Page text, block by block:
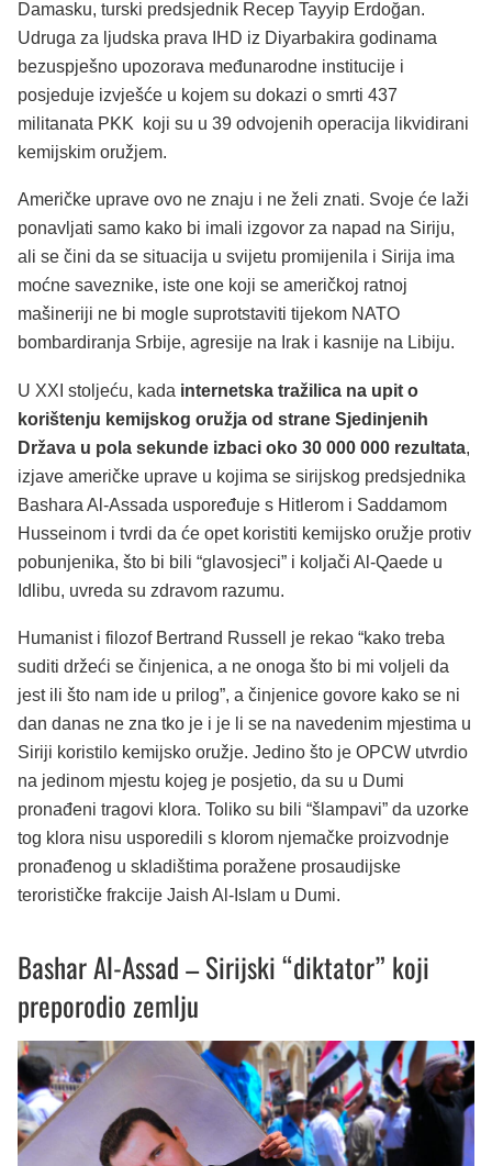
Damasku, turski predsjednik Recep Tayyip Erdoğan.
Udruga za ljudska prava IHD iz Diyarbakira godinama
bezuspješno upozorava međunarodne institucije i
posjeduje izvješće u kojem su dokazi o smrti 437
militanata PKK koji su u 39 odvojenih operacija likvidirani
kemijskim oružjem.
Američke uprave ovo ne znaju i ne želi znati. Svoje će laži
ponavljati samo kako bi imali izgovor za napad na Siriju,
ali se čini da se situacija u svijetu promijenila i Sirija ima
moćne saveznike, iste one koji se američkoj ratnoj
mašineriji ne bi mogle suprotstaviti tijekom NATO
bombardiranja Srbije, agresije na Irak i kasnije na Libiju.
U XXI stoljeću, kada internetska tražilica na upit o
korištenju kemijskog oružja od strane Sjedinjenih
Država u pola sekunde izbaci oko 30 000 000 rezultata,
izjave američke uprave u kojima se sirijskog predsjednika
Bashara Al-Assada uspoređuje s Hitlerom i Saddamom
Husseinom i tvrdi da će opet koristiti kemijsko oružje protiv
pobunjenika, što bi bili “glavosjeci” i koljači Al-Qaede u
Idlibu, uvreda su zdravom razumu.
Humanist i filozof Bertrand Russell je rekao “kako treba
suditi držeći se činjenica, a ne onoga što bi mi voljeli da
jest ili što nam ide u prilog”, a činjenice govore kako se ni
dan danas ne zna tko je i je li se na navedenim mjestima u
Siriji koristilo kemijsko oružje. Jedino što je OPCW utvrdio
na jedinom mjestu kojeg je posjetio, da su u Dumi
pronađeni tragovi klora. Toliko su bili “šlampavi” da uzorke
tog klora nisu usporedili s klorom njemačke proizvodnje
pronađenog u skladištima poražene prosaudijske
terorističke frakcije Jaish Al-Islam u Dumi.
Bashar Al-Assad – Sirijski “diktator” koji
preporodio zemlju